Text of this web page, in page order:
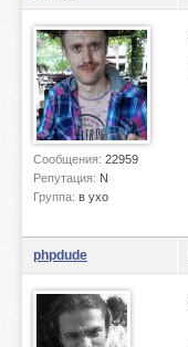
Сообщения: 22959
Репутация: N
Группа: в ухо
phpdude